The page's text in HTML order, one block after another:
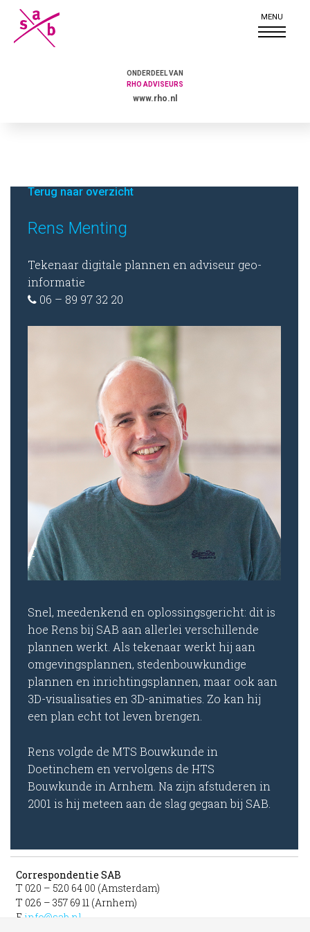
ONDERDEEL VAN
RHO ADVISEURS
www.rho.nl
Terug naar overzicht
Rens Menting
Tekenaar digitale plannen en adviseur geo-
informatie
06 – 89 97 32 20
Snel, meedenkend en oplossingsgericht: dit is
hoe Rens bij SAB aan allerlei verschillende
plannen werkt. Als tekenaar werkt hij aan
omgevingsplannen, stedenbouwkundige
plannen en inrichtingsplannen, maar ook aan
3D-visualisaties en 3D-animaties. Zo kan hij
een plan echt tot leven brengen.
Rens volgde de MTS Bouwkunde in
Doetinchem en vervolgens de HTS
Bouwkunde in Arnhem. Na zijn afstuderen in
2001 is hij meteen aan de slag gegaan bij SAB.
Correspondentie SAB
T 020 – 520 64 00 (Amsterdam)
T 026 – 357 69 11 (Arnhem)
E info@sab.nl